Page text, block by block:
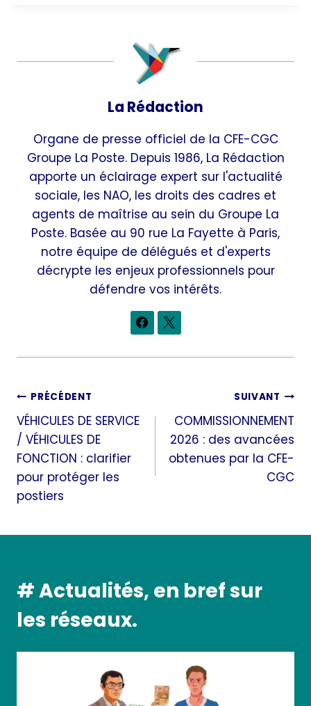
La Rédaction
Organe de presse officiel de la CFE-CGC
Groupe La Poste. Depuis 1986, La Rédaction
apporte un éclairage expert sur l'actualité
sociale, les NAO, les droits des cadres et
agents de maîtrise au sein du Groupe La
Poste. Basée au 90 rue La Fayette à Paris,
notre équipe de délégués et d'experts
décrypte les enjeux professionnels pour
défendre vos intérêts.
Navigation
de
l’article
PRÉCÉDENT
VÉHICULES DE SERVICE
/ VÉHICULES DE
FONCTION : clarifier
pour protéger les
postiers
SUIVANT
COMMISSIONNEMENT
2026 : des avancées
obtenues par la CFE-
CGC
# Actualités, en bref sur
les réseaux.